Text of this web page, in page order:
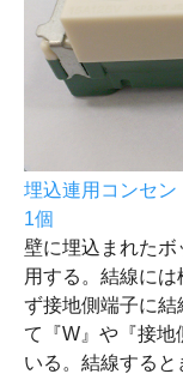
埋込連用コンセン
1個
壁に埋込まれた
用する。結線に
ず接地側端子に結
て『W』や『接地
いる。結線する